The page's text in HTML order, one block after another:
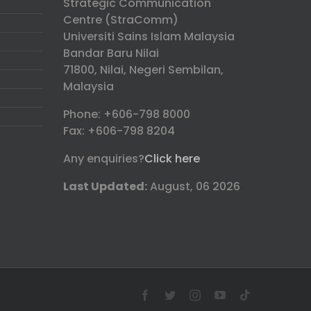
Centre (StraComm)
Universiti Sains Islam Malaysia
Bandar Baru Nilai
71800, Nilai, Negeri Sembilan,
Malaysia
Phone: +606-798 8000
Fax: +606-798 8204
Any enquiries?Click here
Last Updated: August, 06 2026
Facebook
TwitterInstagramYouTube